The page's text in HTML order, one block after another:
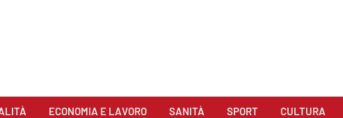
ECONOMIA E LAVORO SANITÀ SPORT CULTURA